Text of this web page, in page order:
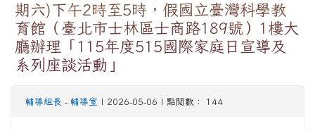
期六)下午2時至5時，假國立臺灣科學教
育館（臺北市士林區士商路189號）1樓大
廳辦理「115年度515國際家庭日宣導及
系列座談活動」
輔導組長 - 輔導室 | 2026-05-06 | 點閱數： 144